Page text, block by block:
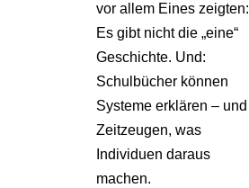
vor allem Eines zeigten:
Es gibt nicht die „eine“
Geschichte. Und:
Schulbücher können
Systeme erklären – und
Zeitzeugen, was
Individuen daraus
machen.